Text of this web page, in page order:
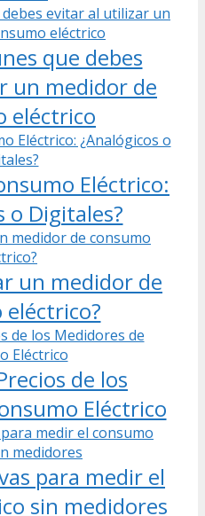
que debes
un medidor de
eléctrico
Eléctrico:
o Digitales?
un medidor de
de los
Eléctrico
para medir el
sin medidores